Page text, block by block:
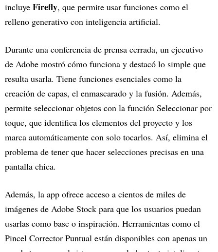
incluye Firefly, que permite usar funciones como el
relleno generativo con inteligencia artificial.
Durante una conferencia de prensa cerrada, un ejecutivo
de Adobe mostró cómo funciona y destacó lo simple que
resulta usarla. Tiene funciones esenciales como la
creación de capas, el enmascarado y la fusión. Además,
permite seleccionar objetos con la función Seleccionar por
toque, que identifica los elementos del proyecto y los
marca automáticamente con solo tocarlos. Así, elimina el
problema de tener que hacer selecciones precisas en una
pantalla chica.
Además, la app ofrece acceso a cientos de miles de
imágenes de Adobe Stock para que los usuarios puedan
usarlas como base o inspiración. Herramientas como el
Pincel Corrector Puntual están disponibles con apenas un